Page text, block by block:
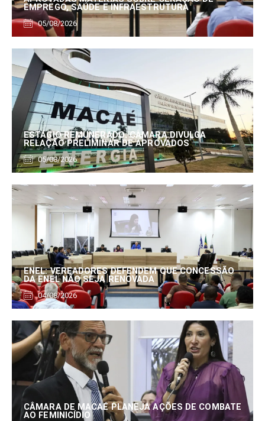
EMPREGO, SAÚDE E INFRAESTRUTURA
05/08/2026
ESTÁGIO REMUNERADO: CÂMARA DIVULGA
RELAÇÃO PRELIMINAR DE APROVADOS
05/08/2026
ENEL: VEREADORES DEFENDEM QUE CONCESSÃO
DA ENEL NÃO SEJA RENOVADA
04/08/2026
CÂMARA DE MACAÉ PLANEJA AÇÕES DE COMBATE
AO FEMINICÍDIO